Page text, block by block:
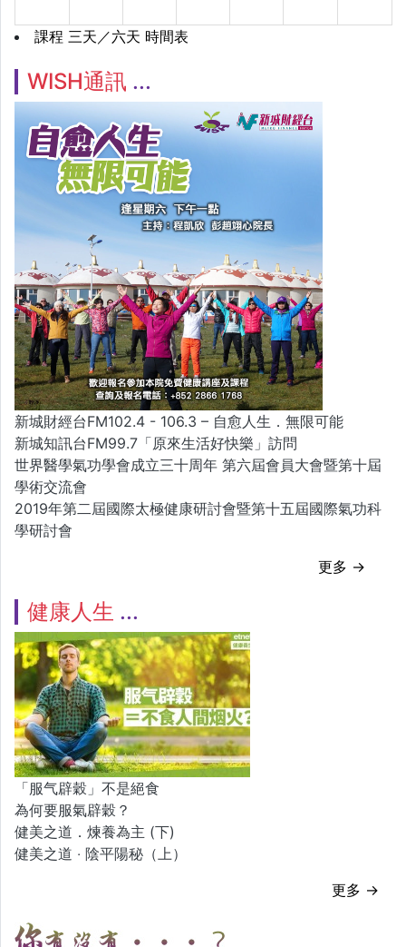
課程 三天／六天 時間表
WISH通訊
新城財經台FM102.4 - 106.3 – 自愈人生．無限可能
新城知訊台FM99.7「原來生活好快樂」訪問
世界醫學氣功學會成立三十周年 第六屆會員大會暨第十屆
學術交流會
2019年第二屆國際太極健康研討會暨第十五屆國際氣功科
學研討會
更多 →
健康人生
「服气辟穀」不是絕食
為何要服氣辟穀？
健美之道．煉養為主 (下)
健美之道 ‧ 陰平陽秘（上）
更多 →